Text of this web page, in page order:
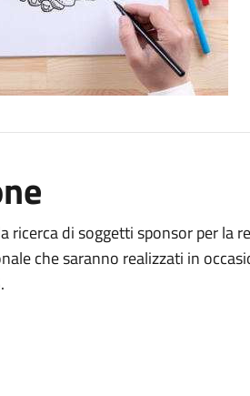
ricerca di soggetti sponsor per la
che saranno realizzati in